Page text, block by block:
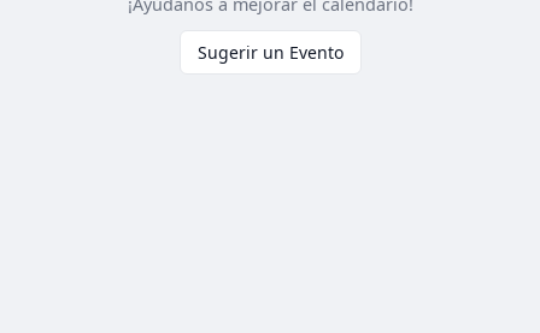
Sugerir un Evento